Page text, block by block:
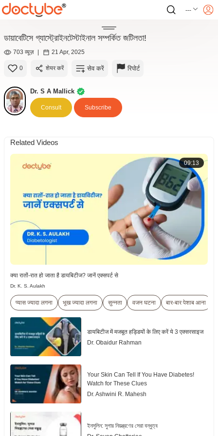
---
ডায়াবেটিসে গ্যাস্ট্রোইনটেস্টাইনাল সম্পর্কিত জটিলতা!
703 व्यूज़ | 21 Apr, 2025
0 शेयर करें सेव करें रिपोर्ट
Dr. S A Mallick
Consult Subscribe
Related Videos
09:13
क्या रातों-रात हो जाता है डायबिटीज? जानें एक्सपर्ट से
Dr. K. S. Aulakh
प्यास ज्यादा लगना भूख ज्यादा लगना सुन्नता वजन घटना बार-बार पेशाब आना
डायबिटीज में मजबूत हड्डियों के लिए करें ये 3 एक्सरसाइज
Dr. Obaidur Rahman
Your Skin Can Tell If You Have Diabetes!
Watch for These Clues
Dr. Ashwini R. Mahesh
ইনসুলিন: সুগার নিয়ন্ত্রণের সেরা বন্ধুত্ব